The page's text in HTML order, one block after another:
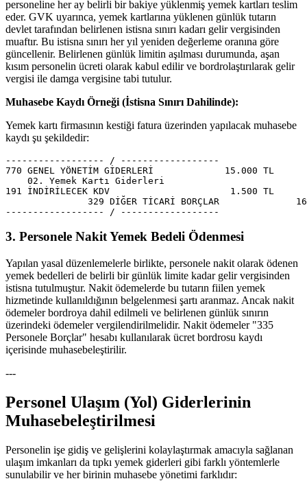
personeline her ay belirli bir bakiye yüklenmiş yemek kartları teslim
eder. GVK uyarınca, yemek kartlarına yüklenen günlük tutarın
devlet tarafından belirlenen istisna sınırı kadarı gelir vergisinden
muaftır. Bu istisna sınırı her yıl yeniden değerleme oranına göre
güncellenir. Belirlenen günlük limitin aşılması durumunda, aşan
kısım personelin ücreti olarak kabul edilir ve bordrolaştırılarak gelir
vergisi ile damga vergisine tabi tutulur.
Muhasebe Kaydı Örneği (İstisna Sınırı Dahilinde):
Yemek kartı firmasının kestiği fatura üzerinden yapılacak muhasebe
kaydı şu şekildedir:
------------------ / ------------------
770 GENEL YÖNETİM GİDERLERİ             15.000 TL
    02. Yemek Kartı Giderleri
191 İNDİRİLECEK KDV                      1.500 TL
329 DİĞER TİCARİ BORÇLAR
3. Personele Nakit Yemek Bedeli Ödenmesi
Yapılan yasal düzenlemelerle birlikte, personele nakit olarak ödenen
yemek bedelleri de belirli bir günlük limite kadar gelir vergisinden
istisna tutulmuştur. Nakit ödemelerde bu tutarın fiilen yemek
hizmetinde kullanıldığının belgelenmesi şartı aranmaz. Ancak nakit
ödemeler bordroya dahil edilmeli ve belirlenen günlük sınırın
üzerindeki ödemeler vergilendirilmelidir. Nakit ödemeler "335
Personele Borçlar" hesabı kullanılarak ücret bordrosu kaydı
içerisinde muhasebeleştirilir.
---
Personel Ulaşım (Yol) Giderlerinin
Muhasebeleştirilmesi
Personelin işe gidiş ve gelişlerini kolaylaştırmak amacıyla sağlanan
ulaşım imkanları da tıpkı yemek giderleri gibi farklı yöntemlerle
sunulabilir ve her birinin muhasebe yönetimi farklıdır: